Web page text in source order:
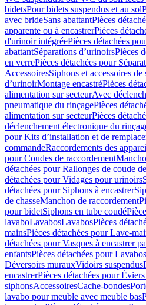
bidetsPour bidets suspendus et au sol
avec brideSans abattantPièces
apparente ou à encastrerPièces
d'urinoir intégréePièces détachées
abattantSéparations d’urinoirsPièces
en verrePièces détachées pour
AccessoiresSiphons et accessoires de
dʼurinoirMontage encastréPièces
alimentation sur secteurAvec
pneumatique du rinçagePièces
alimentation sur secteurPièces
déclenchement électronique du
pour Kits d’installation et de
commandeRaccordements des
pour Coudes de raccordement
détachées pour Rallonges de coude
détachées pour Vidages pour urinoirs
détachées pour Siphons à encastrer
de chasseManchon de raccordement
pour bidetSiphons en tube coudé
lavaboLavabosLavabosPièces
mainsPièces détachées pour Lave-
détachées pour Vasques à encastrer
enfantsPièces détachées pour
Déversoirs murauxVidoirs suspendus
encastrerPièces détachées pour
siphonsAccessoiresCache-bondes
lavabo pour meuble avec meuble bas